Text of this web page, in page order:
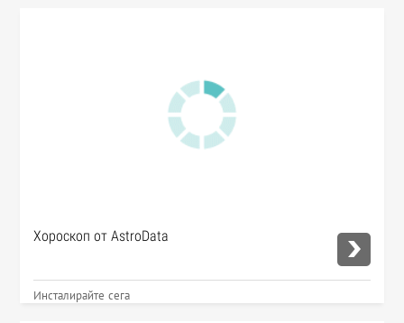
Хороскоп от AstroData
Инсталирайте сега